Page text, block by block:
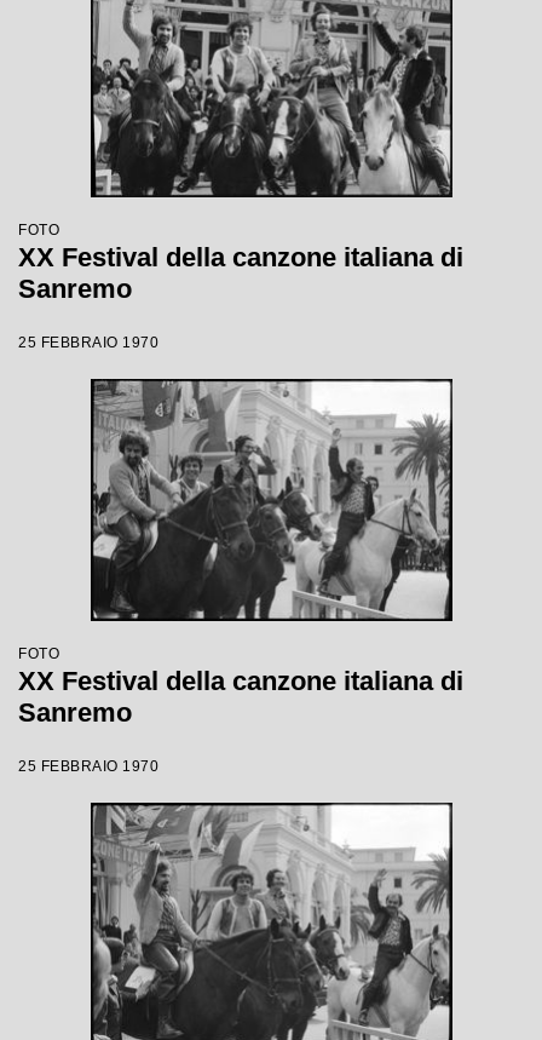
FOTO
XX Festival della canzone italiana di
Sanremo
25 FEBBRAIO 1970
FOTO
XX Festival della canzone italiana di
Sanremo
25 FEBBRAIO 1970